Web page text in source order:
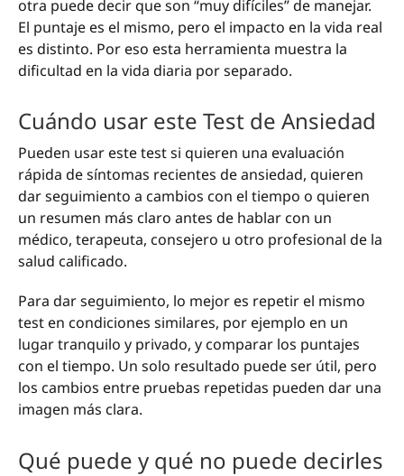
otra puede decir que son “muy difíciles” de manejar.
El puntaje es el mismo, pero el impacto en la vida real
es distinto. Por eso esta herramienta muestra la
dificultad en la vida diaria por separado.
Cuándo usar este Test de Ansiedad
Pueden usar este test si quieren una evaluación
rápida de síntomas recientes de ansiedad, quieren
dar seguimiento a cambios con el tiempo o quieren
un resumen más claro antes de hablar con un
médico, terapeuta, consejero u otro profesional de la
salud calificado.
Para dar seguimiento, lo mejor es repetir el mismo
test en condiciones similares, por ejemplo en un
lugar tranquilo y privado, y comparar los puntajes
con el tiempo. Un solo resultado puede ser útil, pero
los cambios entre pruebas repetidas pueden dar una
imagen más clara.
Qué puede y qué no puede decirles